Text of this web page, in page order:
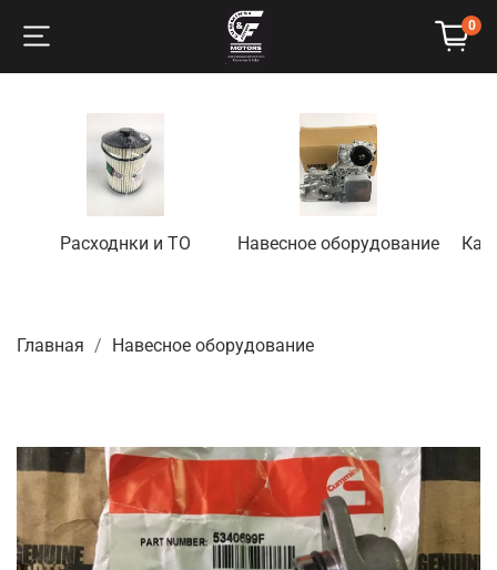
0
Расходнки и ТО Навесное оборудование
Главная Навесное оборудование